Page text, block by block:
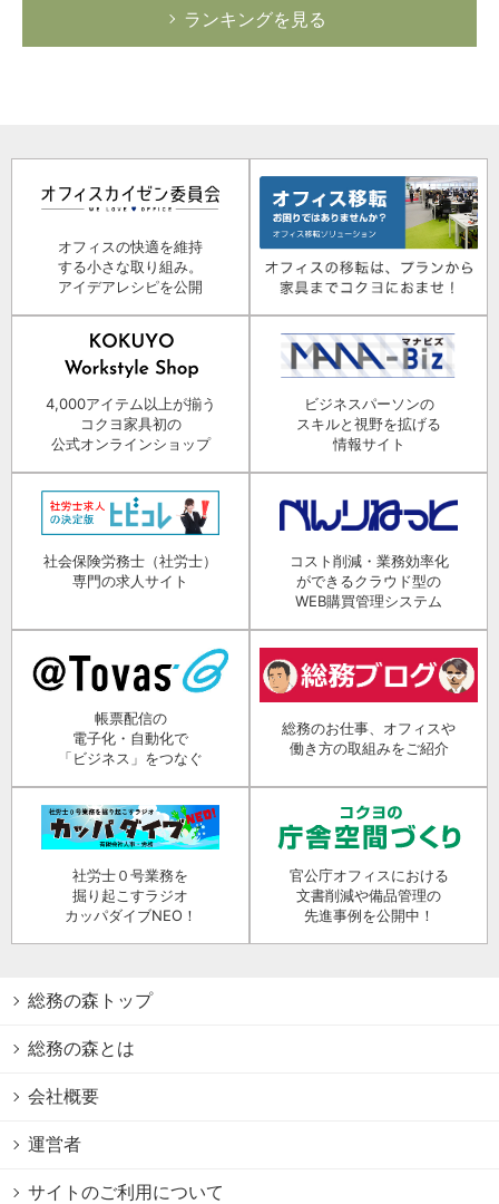
ランキングを見る
オフィスの快適を維持
する小さな取り組み。
アイデアレシピを公開
4,000アイテム以上が揃う
コクヨ家具初の
公式オンラインショップ
ビジネスパーソンの
スキルと視野を拡げる
情報サイト
社会保険労務士（社労士）
専門の求人サイト
コスト削減・業務効率化
ができるクラウド型の
WEB購買管理システム
帳票配信の
電子化・自動化で
「ビジネス」をつなぐ
総務のお仕事、オフィスや
働き方の取組みをご紹介
社労士０号業務を
掘り起こすラジオ
カッパダイブNEO！
官公庁オフィスにおける
文書削減や備品管理の
先進事例を公開中！
総務の森トップ
総務の森とは
会社概要
運営者
サイトのご利用について